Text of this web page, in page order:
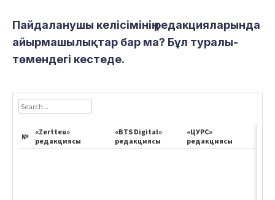
Пайдаланушы келісімінің редакцияларында
айырмашылықтар бар ма? Бұл туралы-
төмендегі кестеде.